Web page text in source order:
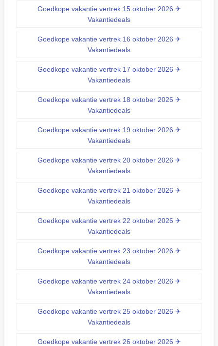
Goedkope vakantie vertrek 15 oktober 2026 ✈
Vakantiedeals
Goedkope vakantie vertrek 16 oktober 2026 ✈
Vakantiedeals
Goedkope vakantie vertrek 17 oktober 2026 ✈
Vakantiedeals
Goedkope vakantie vertrek 18 oktober 2026 ✈
Vakantiedeals
Goedkope vakantie vertrek 19 oktober 2026 ✈
Vakantiedeals
Goedkope vakantie vertrek 20 oktober 2026 ✈
Vakantiedeals
Goedkope vakantie vertrek 21 oktober 2026 ✈
Vakantiedeals
Goedkope vakantie vertrek 22 oktober 2026 ✈
Vakantiedeals
Goedkope vakantie vertrek 23 oktober 2026 ✈
Vakantiedeals
Goedkope vakantie vertrek 24 oktober 2026 ✈
Vakantiedeals
Goedkope vakantie vertrek 25 oktober 2026 ✈
Vakantiedeals
Goedkope vakantie vertrek 26 oktober 2026 ✈